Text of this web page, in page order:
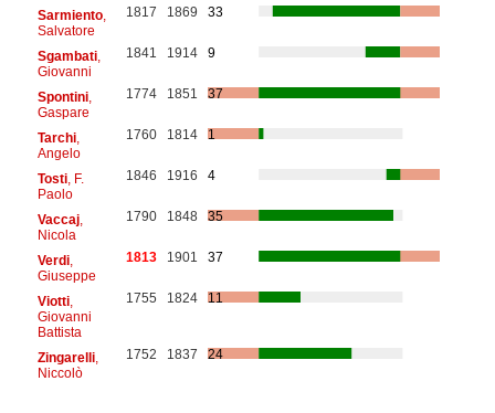
Sarmiento,
Salvatore
1817 1869 33
Sgambati,
Giovanni
1841 1914 9
Spontini,
Gaspare
1774 1851 37
Tarchi,
Angelo
1760 1814 1
Tosti, F.
Paolo
1846 1916 4
Vaccaj,
Nicola
1790 1848 35
Verdi,
Giuseppe
1813 1901 37
Viotti,
Giovanni
Battista
1755 1824 11
Zingarelli,
Niccolò
1752 1837 24